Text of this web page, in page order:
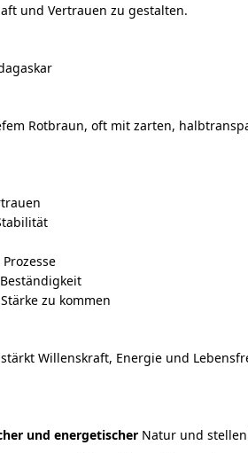
und Vertrauen zu gestalten.
Rotbraun, oft mit zarten,
zu kommen
Willenskraft, Energie und
und energetischer Natur und stellen